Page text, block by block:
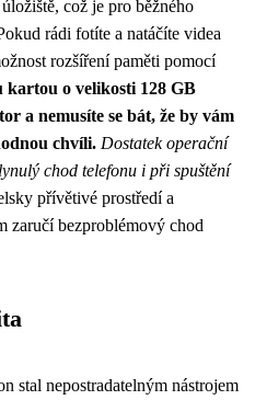
což je pro běžného
rádi fotíte a natáčíte videa
rozšíření paměti pomocí
kartou o velikosti 128 GB
a nemusíte se bát, že by vám
chvíli. Dostatek operační
chod telefonu i při spuštění
přívětivé prostředí a
zaručí bezproblémový chod
stal nepostradatelným nástrojem